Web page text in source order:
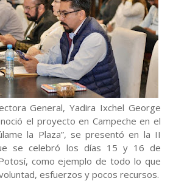
General, Yadira Ixchel George
el proyecto en Campeche en el
la Plaza”, se presentó en la II
se celebró los días 15 y 16 de
como ejemplo de todo lo que
esfuerzos y pocos recursos.